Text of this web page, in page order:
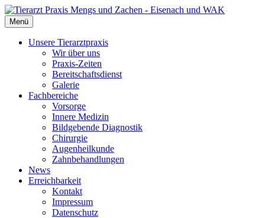
Menü
Unsere Tierarztpraxis
Wir über uns
Praxis-Zeiten
Bereitschaftsdienst
Galerie
Fachbereiche
Vorsorge
Innere Medizin
Bildgebende Diagnostik
Chirurgie
Augenheilkunde
Zahnbehandlungen
News
Erreichbarkeit
Kontakt
Impressum
Datenschutz